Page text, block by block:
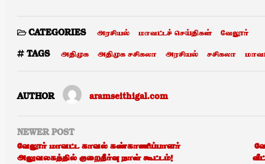
CATEGORIES அரசியல் மாவட்டச் செய்திகள் வேலூர்
TAGS அதிமுக அதிமுக சசிகலா அரசியல் சசிகலா
AUTHOR aramseithigal.com
NEWER POST
வேலூர் மாவட்ட காவல் கண்காணிப்பாளர்
அலுவலகத்தில் குறைதீர்வு நாள் கூட்டம்!